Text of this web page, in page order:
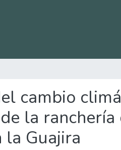
cambio
la
la Guajira